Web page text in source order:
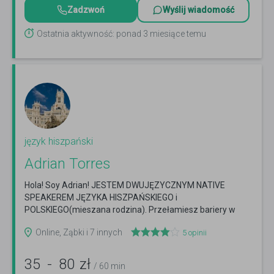
Zadzwoń Wyślij wiadomość
Ostatnia aktywność: ponad 3 miesiące temu
język hiszpański
Adrian Torres
Hola! Soy Adrian! JESTEM DWUJĘZYCZNYM NATIVE
SPEAKEREM JĘZYKA HISZPAŃSKIEGO i
POLSKIEGO(mieszana rodzina). Przełamiesz bariery w
Online, Ząbki i 7 innych
5 opinii
35 - 80 zł / 60 min